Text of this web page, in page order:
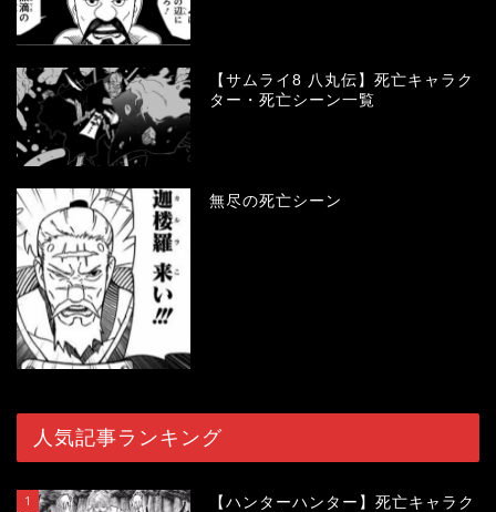
【サムライ8 八丸伝】死亡キャラク
ター・死亡シーン一覧
無尽の死亡シーン
人気記事ランキング
1
【ハンターハンター】死亡キャラク